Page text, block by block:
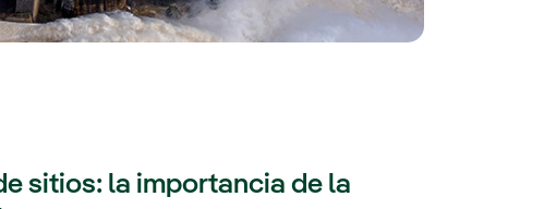
sitios: la importancia de la